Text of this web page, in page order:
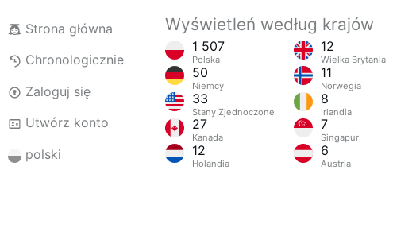
Strona główna
Chronologicznie
Zaloguj się
Utwórz konto
polski
Wyświetleń według krajów
1 507
Polska
50
Niemcy
33
Stany Zjednoczone
27
Kanada
12
Holandia
12
Wielka Brytania
11
Norwegia
8
Irlandia
7
Singapur
6
Austria